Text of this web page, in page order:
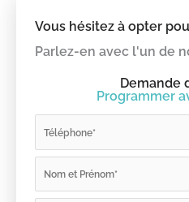
Vous hésitez à opter
Parlez-en avec l'un de
Demande
Programmer